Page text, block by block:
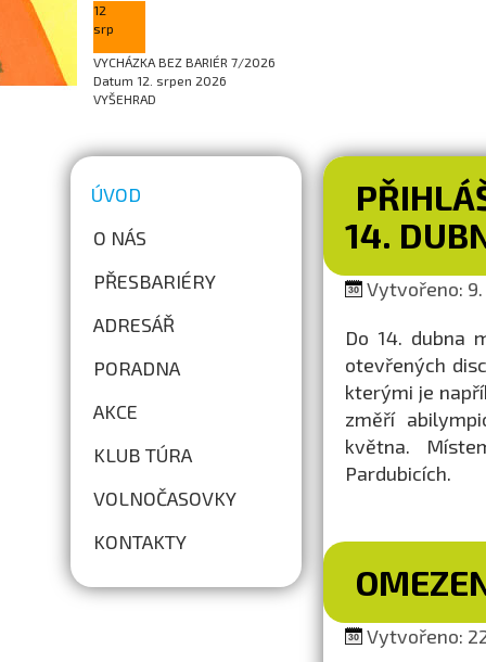
12
srp
VYCHÁZKA BEZ BARIÉR 7/2026
Datum 12. srpen 2026
VYŠEHRAD
ÚVOD
O NÁS
PŘESBARIÉRY
ADRESÁŘ
PORADNA
AKCE
KLUB TÚRA
VOLNOČASOVKY
KONTAKTY
14.
Vytvořeno: 9.
Do 14. dubna
otevřených
kterými je
změří
května.
Pardubicích.
Vytvořeno: